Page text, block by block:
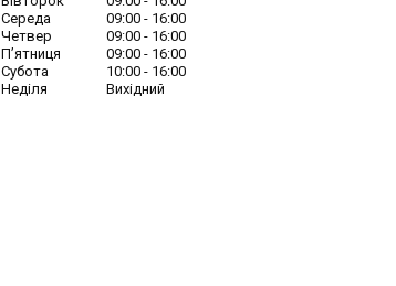
Середа
09:00
16:00
Четвер
09:00
16:00
Пʼятниця
09:00
16:00
Субота
10:00
16:00
Неділя
Вихідний